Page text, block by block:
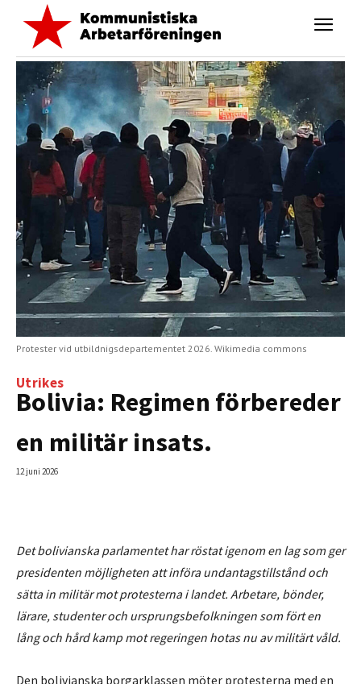
Protester vid utbildnigsdepartementet 2026. Wikimedia commons
Utrikes
Bolivia: Regimen förbereder
en militär insats.
12 juni 2026
Det bolivianska parlamentet har röstat igenom en lag som ger
presidenten möjligheten att införa undantagstillstånd och
sätta in militär mot protesterna i landet. Arbetare, bönder,
lärare, studenter och ursprungsbefolkningen som fört en
lång och hård kamp mot regeringen hotas nu av militärt våld.
Den bolivianska borgarklassen möter protesterna med en